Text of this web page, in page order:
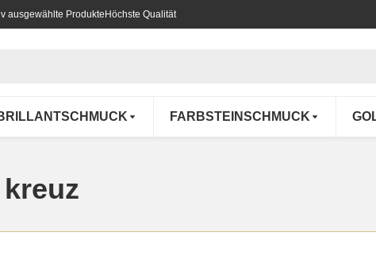
ausgewählte Produkte Höchste Qualität
FARBSTEINSCHMUCK